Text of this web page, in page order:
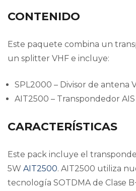
CONTENIDO
Este paquete combina un
un splitter VHF e incluye:
SPL2000 – Divisor de antena
AIT2500 – Transpondedor AIS
CARACTERÍSTICAS
Este pack incluye el
5W AIT2500. AIT2500 utiliza
tecnología SOTDMA de Clase